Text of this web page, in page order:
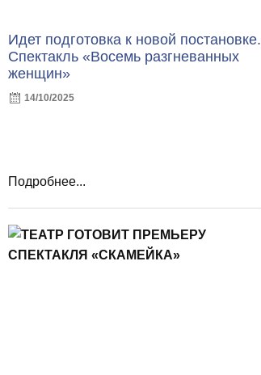
Идет подготовка к новой постановке.
Спектакль «Восемь разгневанных
женщин»
14/10/2025
Подробнее...